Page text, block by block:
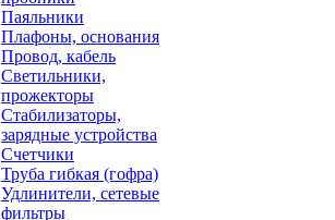
Паяльники
Плафоны, основания
Провод, кабель
Светильники,
прожекторы
Стабилизаторы,
зарядные устройства
Счетчики
Труба гибкая (гофра)
Удлинители, сетевые
фильтры